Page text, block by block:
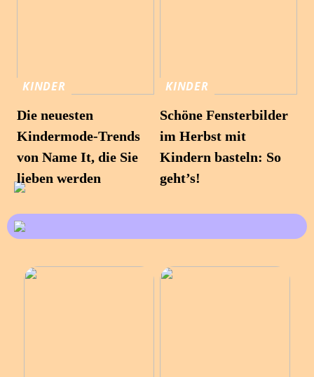
KINDER
Die neuesten
Kindermode-Trends
von Name It, die Sie
lieben werden
KINDER
Schöne Fensterbilder
im Herbst mit
Kindern basteln: So
geht’s!